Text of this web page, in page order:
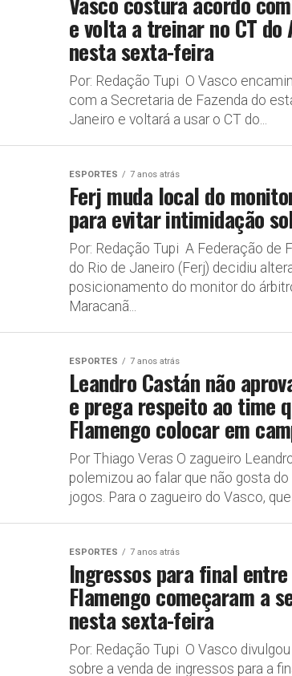
e volta a treinar no CT
nesta sexta-feira
Por: Redação Tupi O Vasco
com a Secretaria de Fazenda do
Janeiro e voltará a usar o CT do...
ESPORTES 7 anos atrás
Ferj muda local do
para evitar intimidação
Por: Redação Tupi A Federação de
do Rio de Janeiro (Ferj) decidiu
posicionamento do monitor do
Maracanã...
ESPORTES 7 anos atrás
Leandro Castán não
e prega respeito ao time
Flamengo colocar em
Por Thiago Veras O zagueiro
polemizou ao falar que não gosta do
jogos. Para o zagueiro do Vasco, que
ESPORTES 7 anos atrás
Ingressos para final entre
Flamengo começaram a
nesta sexta-feira
Por: Redação Tupi O Vasco
sobre a venda de ingressos para a